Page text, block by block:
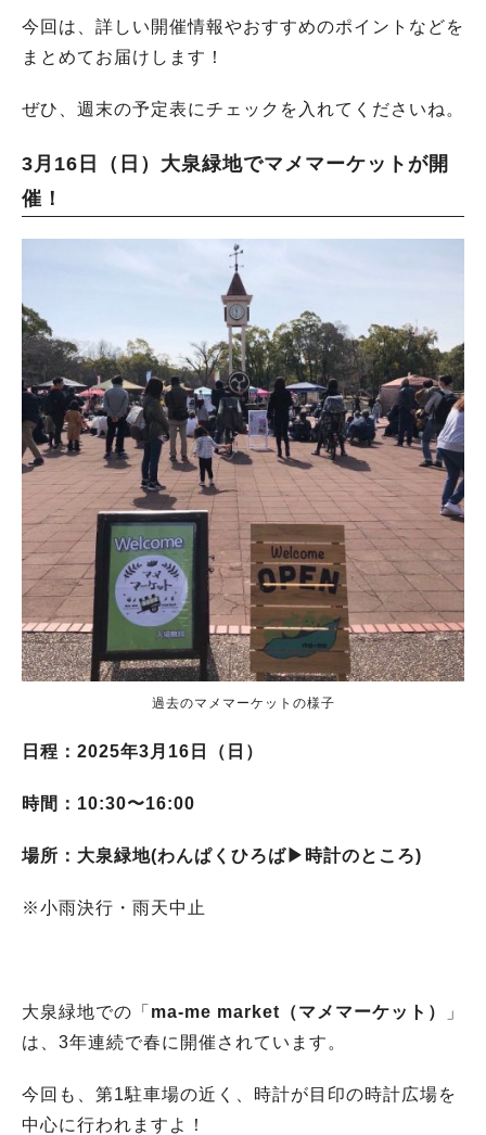
今回は、詳しい開催情報やおすすめのポイントなどを
まとめてお届けします！
ぜひ、週末の予定表にチェックを入れてくださいね。
3月16日（日）大泉緑地でマメマーケットが開
催！
過去のマメマーケットの様子
日程：2025年3月16日（日）
時間：10:30〜16:00
場所：大泉緑地(わんぱくひろば▶︎時計のところ)
※小雨決行・雨天中止
大泉緑地での「 ma-me market（マメマーケット）
」
は、3年連続で春に開催されています。
今回も、第1駐車場の近く、時計が目印の時計広場を
中心に行われますよ！